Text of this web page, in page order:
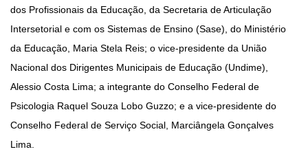
dos Profissionais da Educação, da Secretaria de Articulação
Intersetorial e com os Sistemas de Ensino (Sase), do Ministério
da Educação, Maria Stela Reis; o vice-presidente da União
Nacional dos Dirigentes Municipais de Educação (Undime),
Alessio Costa Lima; a integrante do Conselho Federal de
Psicologia Raquel Souza Lobo Guzzo; e a vice-presidente do
Conselho Federal de Serviço Social, Marciângela Gonçalves
Lima.